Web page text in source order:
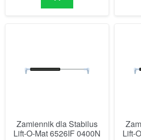
Zamiennik dla Stabilus
Lift-O-Mat 6526IF 0400N
Lift-